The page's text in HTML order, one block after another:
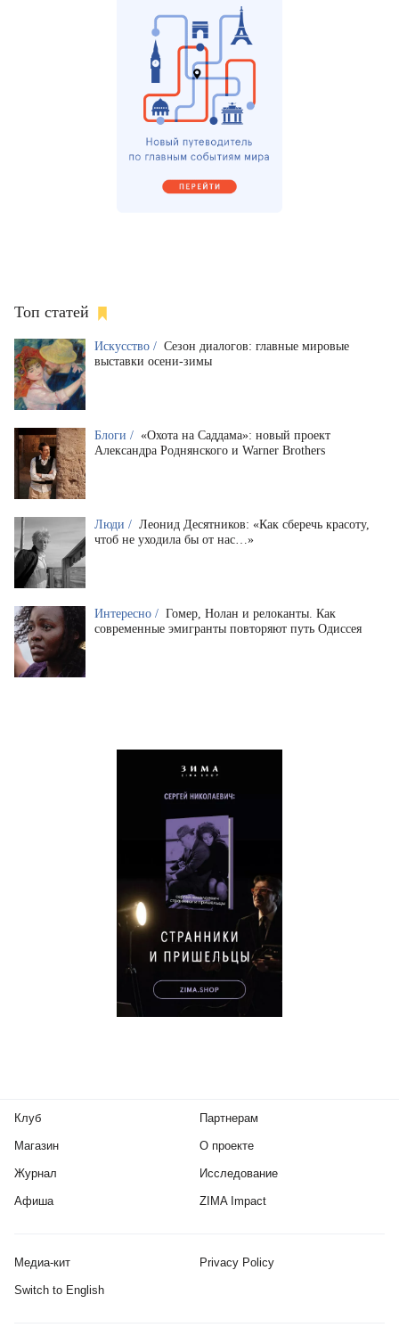
Топ статей
Искусство / Сезон диалогов: главные мировые
выставки осени-зимы
Блоги / «Охота на Саддама»: новый проект
Александра Роднянского и Warner Brothers
Люди / Леонид Десятников: «Как сберечь красоту,
чтоб не уходила бы от нас…»
Интересно / Гомер, Нолан и релоканты. Как
современные эмигранты повторяют путь Одиссея
Клуб
Магазин
Журнал
Афиша
Партнерам
О проекте
Исследование
ZIMA Impact
Медиа-кит Privacy Policy
Switch to English